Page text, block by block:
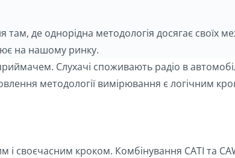
де однорідна методологія досягає своїх
на нашому ринку.
Слухачі споживають радіо в
методології вимірювання є логічним
своєчасним кроком. Комбінування CATI та